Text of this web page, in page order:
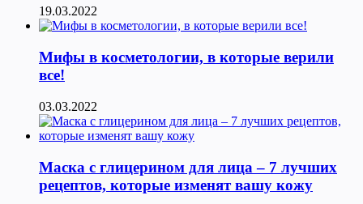
19.03.2022
Мифы в косметологии, в которые верили
все!
03.03.2022
Маска с глицерином для лица – 7 лучших
рецептов, которые изменят вашу кожу